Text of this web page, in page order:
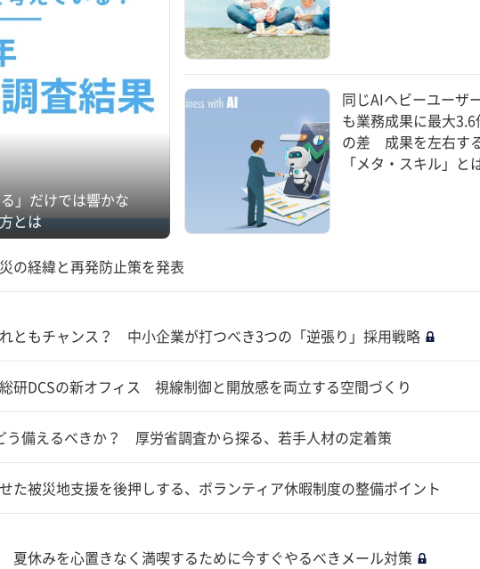
」だけでは響かな
とは
同じAIヘビーユーザ
も業務成果に最大3.6
の差 成果を左右す
「メタ・スキル」と
の経緯と再発防止策を発表
ともチャンス？ 中小企業が打つべき3つの「逆張り」採用戦略
研DCSの新オフィス 視線制御と開放感を両立する空間づくり
う備えるべきか？ 厚労省調査から探る、若手人材の定着策
被災地支援を後押しする、ボランティア休暇制度の整備ポイント
休みを心置きなく満喫するために今すぐやるべきメール対策